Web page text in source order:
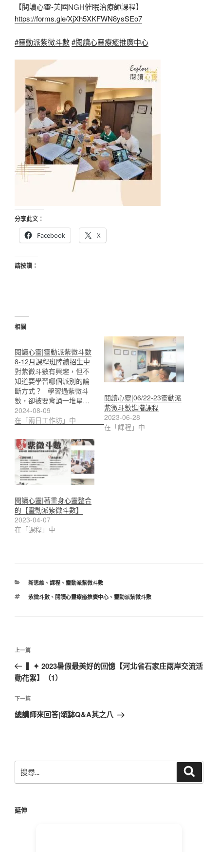
【閱讀心靈-美國NGH催眠治療師課程】
https://forms.gle/XjXh5XKFWN8ysSEo7
#靈動派紫微斗數#閱讀心靈療癒推廣中心
分享此文：
Facebook
X
請按讚：
相關
閱讀心靈|靈動派紫微斗數
8-12月課程班陸續招生中
對紫微斗數有興趣，但不
知道要學習哪個派別的論
斷方式？ 學習過紫微斗
數，卻被要背誦一堆星…
2024-08-09
在「兩日工作坊」中
閱讀心靈|06/22-23靈動派
紫微斗數進階課程
2023-06-28
在「課程」中
閱讀心靈|著重身心靈整合
的【靈動派紫微斗數】
2023-04-07
在「課程」中
分
新思維、 課程、 靈動派紫微斗數
標
紫微斗數、 閱讀心靈療癒推廣中心、 靈動派紫微斗數
文
導
覽
上
一
篇
章
上一篇
▍✦ 2023暑假最美好的回憶【河北省石家庄兩岸交流活
動花絮】（1）
下
一
下一篇
總講師來回答|頌缽Q&A其之八
尋
字:
延伸